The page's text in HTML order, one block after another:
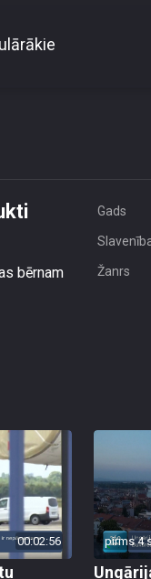
bērnam
Gads
Žanrs
00:02:56 pirms 4